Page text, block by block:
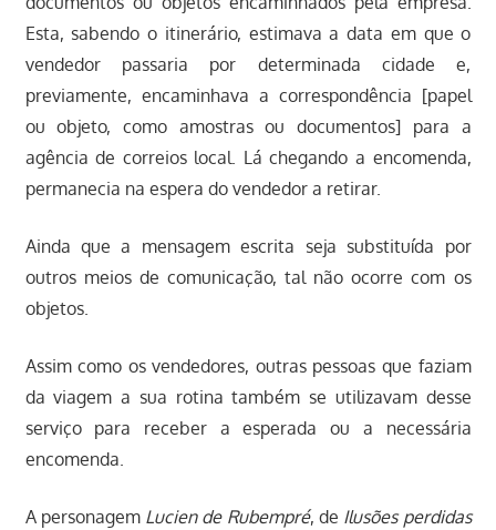
Esta, sabendo o itinerário, estimava a data em que o
vendedor passaria por determinada cidade e,
previamente, encaminhava a correspondência [papel
ou objeto, como amostras ou documentos] para a
agência de correios local. Lá chegando a encomenda,
permanecia na espera do vendedor a retirar.
Ainda que a mensagem escrita seja substituída por
outros meios de comunicação, tal não ocorre com os
objetos.
Assim como os vendedores, outras pessoas que faziam
da viagem a sua rotina também se utilizavam desse
serviço para receber a esperada ou a necessária
encomenda.
A personagem Lucien de Rubempré, de Ilusões perdidas